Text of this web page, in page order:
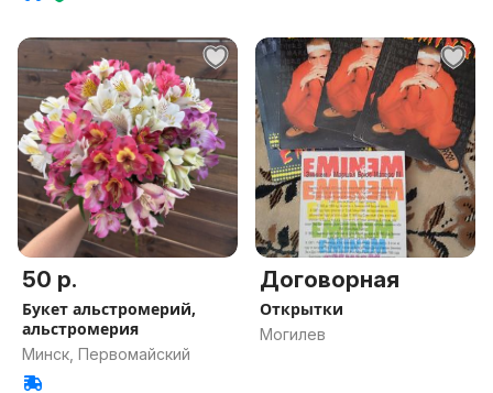
50 р.
Букет альстромерий,
альстромерия
Минск, Первомайский
Договорная
Открытки
Могилев